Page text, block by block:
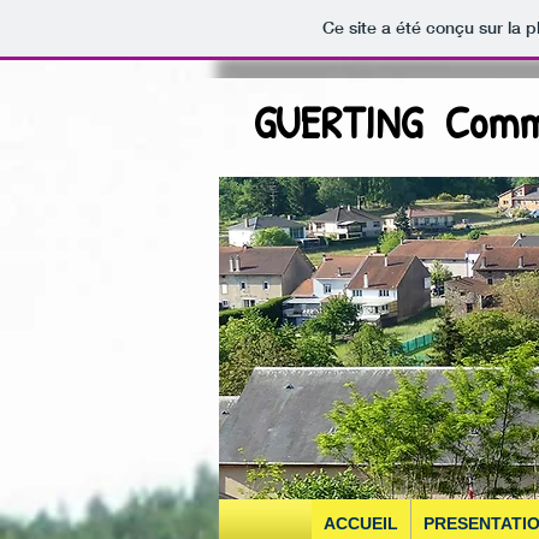
Ce site a été conçu sur la
GUERTING
ACCUEIL